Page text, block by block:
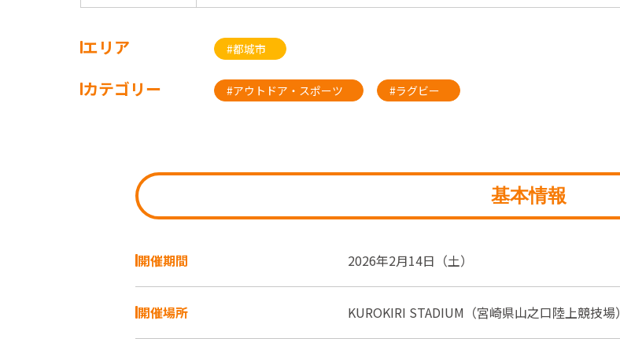
エリア #都城市
カテゴリー #アウトドア・スポーツ #ラグビー
基本情報
開催期間 2026年2月14日（土）
開催場所 KUROKIRI STADIUM（宮崎県山之口陸上競技場）